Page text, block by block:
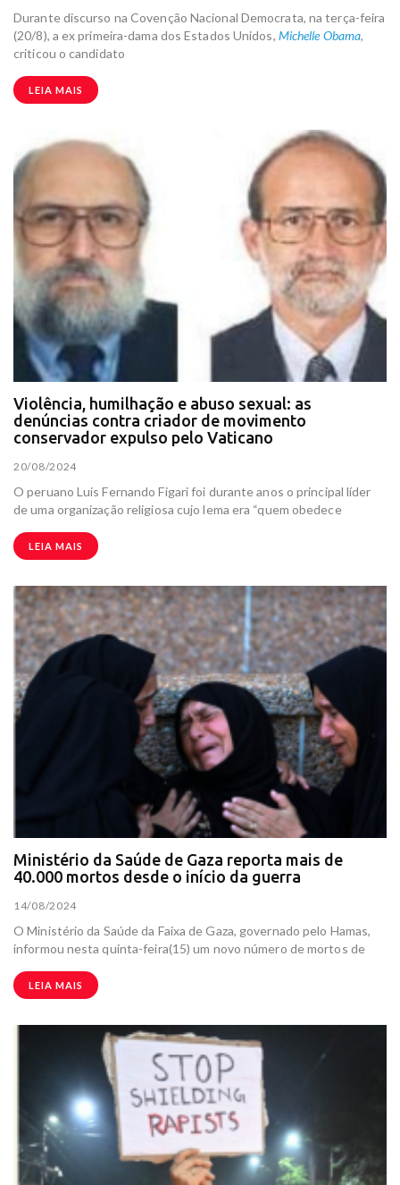
Durante discurso na Covenção Nacional Democrata, na terça-feira
(20/8), a ex primeira-dama dos Estados Unidos, Michelle Obama,
criticou o candidato
LEIA MAIS
Violência, humilhação e abuso sexual: as
denúncias contra criador de movimento
conservador expulso pelo Vaticano
20/08/2024
O peruano Luis Fernando Figari foi durante anos o principal líder
de uma organização religiosa cujo lema era “quem obedece
LEIA MAIS
Ministério da Saúde de Gaza reporta mais de
40.000 mortos desde o início da guerra
14/08/2024
O Ministério da Saúde da Faixa de Gaza, governado pelo Hamas,
informou nesta quinta-feira(15) um novo número de mortos de
LEIA MAIS